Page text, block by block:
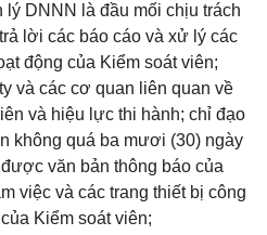
DNNN là đầu mối chịu trách
lời các báo cáo và xử lý các
động của Kiểm soát viên;
và các cơ quan liên quan về
và hiệu lực thi hành; chỉ đạo
không quá ba mươi (30) ngày
văn bản thông báo của
việc và các trang thiết bị công
Kiểm soát viên;